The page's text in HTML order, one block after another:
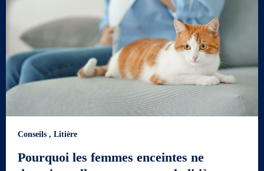
Conseils , Litière
Pourquoi les femmes enceintes ne